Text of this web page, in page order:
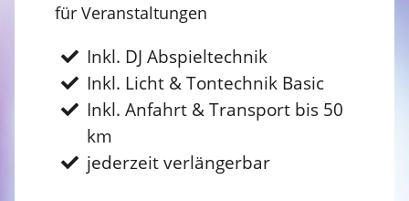
für Veranstaltungen
Inkl. DJ Abspieltechnik
Inkl. Licht & Tontechnik Basic
Inkl. Anfahrt & Transport bis 50
km
jederzeit verlängerbar